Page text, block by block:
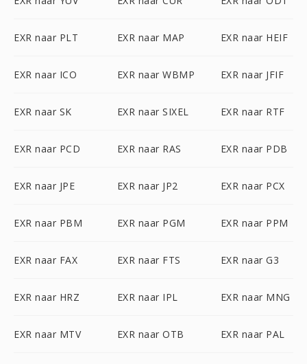
EXR naar PLT EXR naar MAP EXR naar HEIF
EXR naar ICO EXR naar WBMP EXR naar JFIF
EXR naar SK EXR naar SIXEL EXR naar RTF
EXR naar PCD EXR naar RAS EXR naar PDB
EXR naar JPE EXR naar JP2 EXR naar PCX
EXR naar PBM EXR naar PGM EXR naar PPM
EXR naar FAX EXR naar FTS EXR naar G3
EXR naar HRZ EXR naar IPL EXR naar MNG
EXR naar MTV EXR naar OTB EXR naar PAL